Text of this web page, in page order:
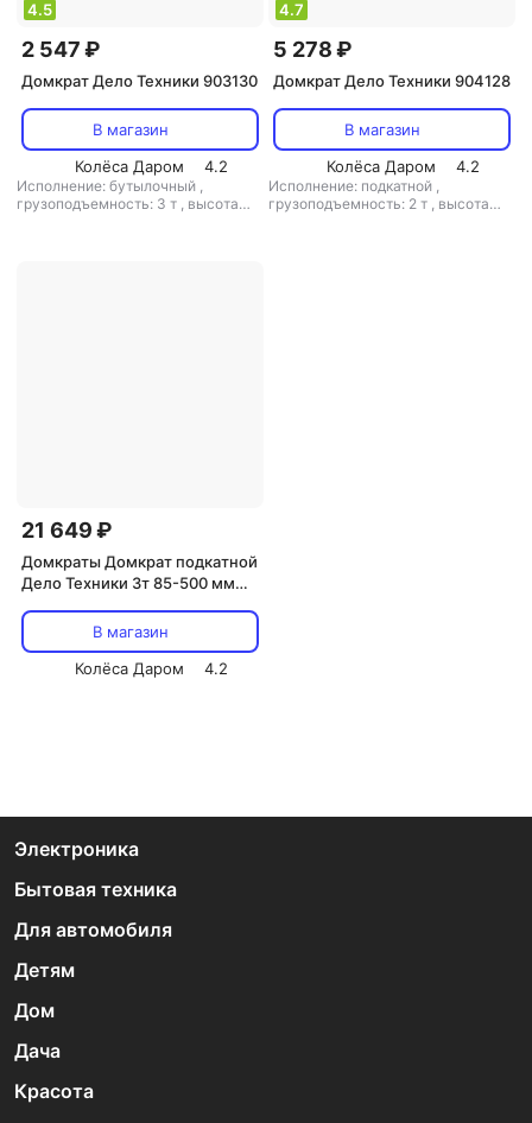
4.5
2 547 ₽
Домкрат Дело Техники 903130
В магазин
Колёса Даром
4.2
Исполнение: бутылочный ,
грузоподъемность: 3 т , высота
4.7
5 278 ₽
Домкрат Дело Техники 904128
В магазин
Колёса Даром
4.2
Исполнение: подкатной ,
грузоподъемность: 2 т , высота
21 649 ₽
Домкраты Домкрат подкатной
Дело Техники 3т 85-500 мм
В магазин
Колёса Даром
4.2
Электроника
Бытовая техника
Для автомобиля
Детям
Дом
Дача
Красота